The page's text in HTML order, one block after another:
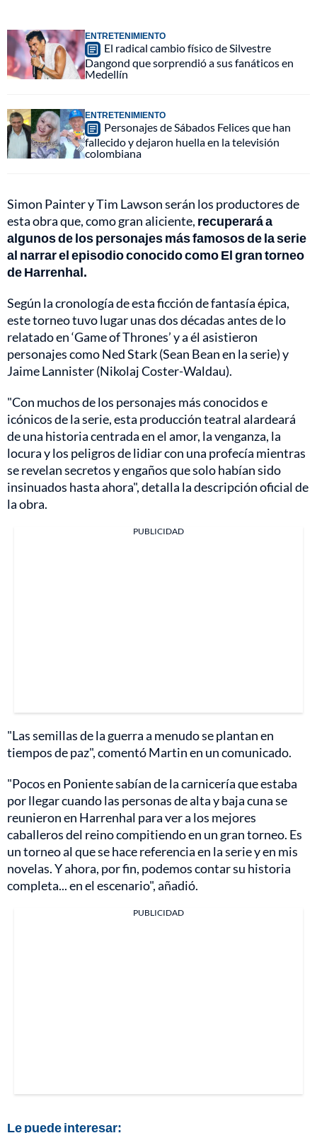
ENTRETENIMIENTO
El radical cambio físico de Silvestre
Dangond que sorprendió a sus fanáticos en
Medellín
ENTRETENIMIENTO
Personajes de Sábados Felices que han
fallecido y dejaron huella en la televisión
colombiana
Simon Painter y Tim Lawson serán los productores de
esta obra que, como gran aliciente, recuperará a
algunos de los personajes más famosos de la serie
al narrar el episodio conocido como El gran torneo
de Harrenhal.
Según la cronología de esta ficción de fantasía épica,
este torneo tuvo lugar unas dos décadas antes de lo
relatado en ‘Game of Thrones’ y a él asistieron
personajes como Ned Stark (Sean Bean en la serie) y
Jaime Lannister (Nikolaj Coster-Waldau).
"Con muchos de los personajes más conocidos e
icónicos de la serie, esta producción teatral alardeará
de una historia centrada en el amor, la venganza, la
locura y los peligros de lidiar con una profecía mientras
se revelan secretos y engaños que solo habían sido
insinuados hasta ahora", detalla la descripción oficial de
la obra.
PUBLICIDAD
"Las semillas de la guerra a menudo se plantan en
tiempos de paz", comentó Martin en un comunicado.
"Pocos en Poniente sabían de la carnicería que estaba
por llegar cuando las personas de alta y baja cuna se
reunieron en Harrenhal para ver a los mejores
caballeros del reino compitiendo en un gran torneo. Es
un torneo al que se hace referencia en la serie y en mis
novelas. Y ahora, por fin, podemos contar su historia
completa... en el escenario", añadió.
PUBLICIDAD
Le puede interesar: